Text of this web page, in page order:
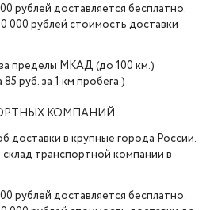
рублей доставляется бесплатно.
000 рублей стоимость доставки
пределы МКАД (до 100 км.)
руб. за 1 км пробега.)
КОМПАНИЙ
доставки в крупные города России.
транспортной компании в
рублей доставляется бесплатно.